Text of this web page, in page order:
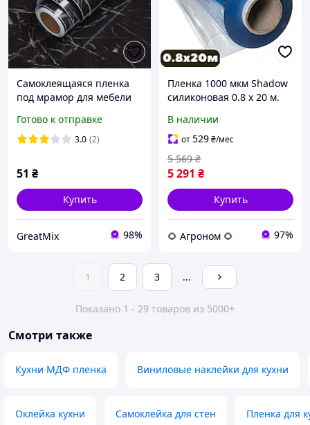
Самоклеящаяся пленка
под мрамор для мебели
Готово к отправке
3.0 (2)
51 ₴
Купить
GreatMix 98%
Пленка 1000 мкм Shadow
силиконовая 0.8 х 20 м.
В наличии
от529₴/мес
5 291 ₴
5 569 ₴
Купить
🌻 Агроном 🌻 97%
1 2 3 ...
Показано 1 - 29 товаров из 5000+
Смотри также
Кухни МДФ пленка Виниловые наклейки для кухни
Оклейка кухни Самоклейка для стен Пленка для